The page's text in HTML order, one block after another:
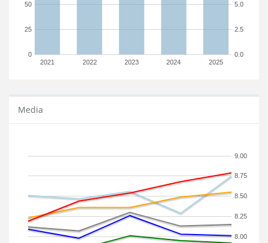
2021 2022 2023 2024 2025
0
25
50
0.0
2.5
5.0
Media
8.00
8.25
8.50
8.75
9.00